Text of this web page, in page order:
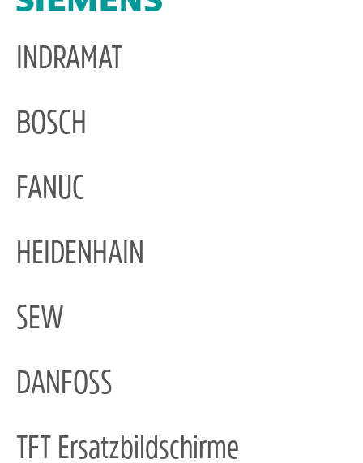
INDRAMAT
BOSCH
FANUC
HEIDENHAIN
SEW
DANFOSS
TFT Ersatzbildschirme